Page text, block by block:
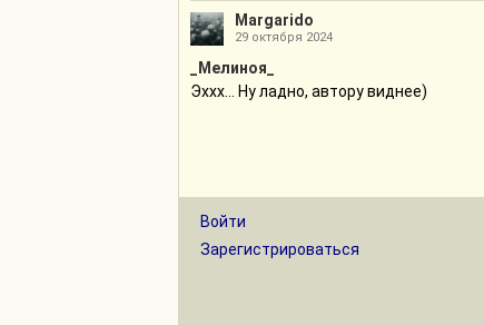
Margarido
29 октября 2024
_Мелиноя_
Эххх... Ну ладно, автору виднее)
Войти
Зарегистрироваться